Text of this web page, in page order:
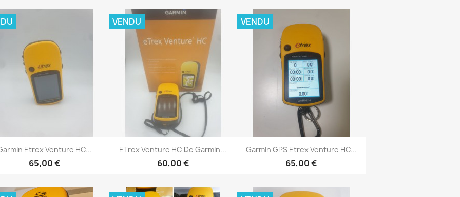
Aperçu rapide
Etrex Venture HC...
65,00 €
Aperçu rapide
ETrex Venture HC De Garmin...
60,00 €
VENDU
Aperçu rapide
Garmin GPS Etrex Venture HC...
65,00 €
VENDU